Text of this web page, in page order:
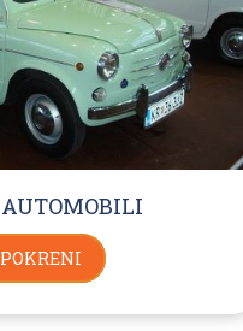
POKRENI